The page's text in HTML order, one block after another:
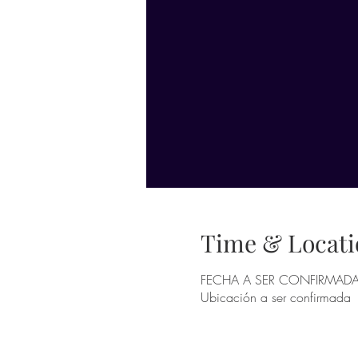
Time &
FECHA A SER
Ubicación a ser confirmada